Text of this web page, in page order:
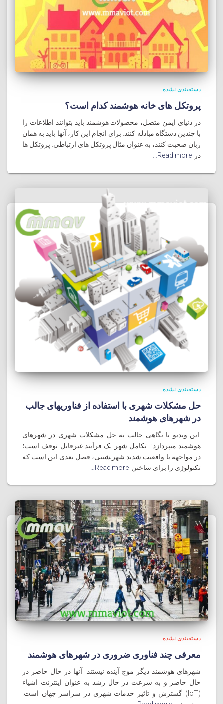
دسته‌بندی نشده
پروتکل های خانه هوشمند کدام است؟
در دنیای ایمن متصل، محصولات هوشمند باید بتوانند اطلاعات را
با چندین دستگاه مبادله کنند. برای انجام این کار، آنها باید به همان
زبان صحبت کنند، به عنوان مثال پروتکل های ارتباطی. پروتکل ها
در Read more…
دسته‌بندی نشده
حل مشکلات شهری با استفاده از فناوریهای جالب
در شهرهای هوشمند
این ویدیو با نگاهی جالب به حل مشکلات شهری در شهرهای
هوشمند میپردازد: تکامل شهر یک فرآیند غیرقابل توقف است؛
در مواجهه با واقعیت شدید شهرنشینی، فصل بعدی این است که
تکنولوژی را برای ساختن Read more…
دسته‌بندی نشده
معرفی چند فناوری ضروری در شهرهای هوشمند
شهرهای هوشمند دیگر موج آینده نیستند. آنها در حال حاضر در
حال حاضر و به سرعت در حال رشد به عنوان اینترنت اشیاء
(IoT) گسترش و تاثیر خدمات شهری در سراسر جهان است.